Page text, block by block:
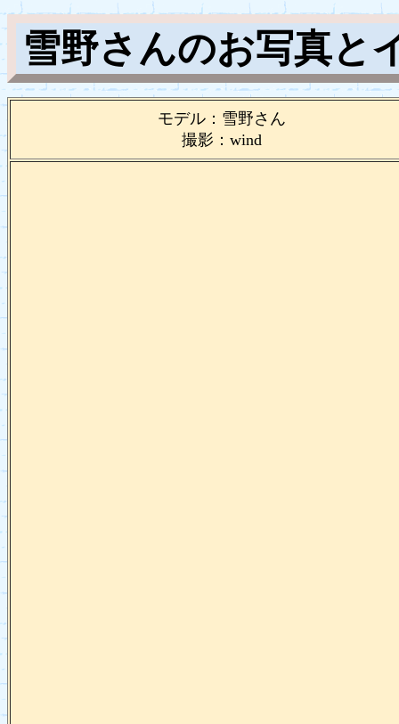
雪野さんのお写真と
モデル：雪野さん
撮影：wind